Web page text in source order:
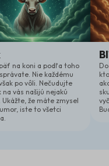
na koni a podľa toho
Nie každému
po vôli. Nečudujte
na vás našijú nejakú
Ukážte, že máte zmysel
iste to všetci